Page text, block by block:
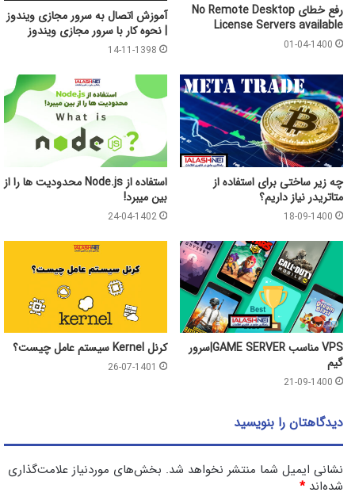
رفع خطای No Remote Desktop
License Servers available
01-04-1400
آموزش اتصال به سرور مجازی ویندوز
| نحوه کار با سرور مجازی ویندوز
14-11-1398
چه زیر ساختی برای استفاده از
متاتریدر نیاز داریم؟
18-09-1400
استفاده از Node.js محدودیت ها را از
بین میبرد!
24-04-1402
VPS مناسب GAME SERVER|سرور
گیم
21-09-1400
کرنل Kernel سیستم عامل چیست؟
26-07-1401
دیدگاهتان را بنویسید
نشانی ایمیل شما منتشر نخواهد شد. بخش‌های موردنیاز علامت‌گذاری
شده‌اند*